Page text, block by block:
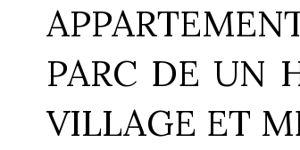
PARC DE UN
VILLAGE ET